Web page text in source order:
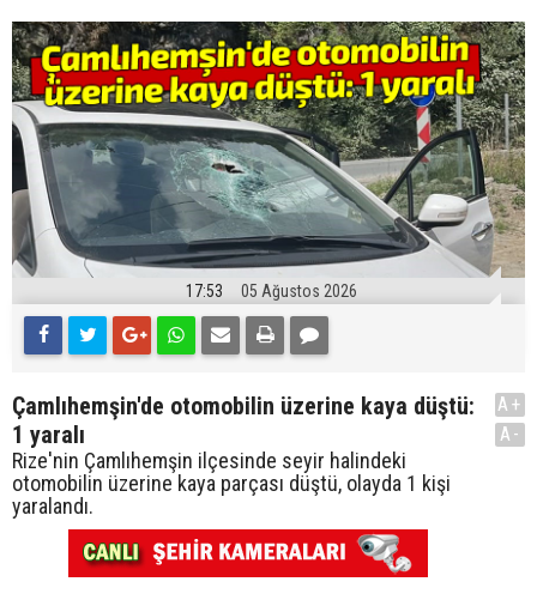
17:53 05 Ağustos 2026
Çamlıhemşin'de otomobilin üzerine kaya düştü:
1 yaralı
Rize'nin Çamlıhemşin ilçesinde seyir halindeki
otomobilin üzerine kaya parçası düştü, olayda 1 kişi
yaralandı.
A+
A-